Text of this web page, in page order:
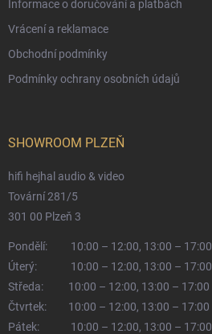
Informace o doručování a platbách
Vrácení a reklamace
Obchodní podmínky
Podmínky ochrany osobních údajů
SHOWROOM PLZEŇ
hifi hejhal audio & video
Tovární 281/5
301 00 Plzeň 3
Pondělí:
10:00 – 12:00, 13:00 – 17:00
Úterý:
10:00 – 12:00, 13:00 – 17:00
Středa:
10:00 – 12:00, 13:00 – 17:00
Čtvrtek:
10:00 – 12:00, 13:00 – 17:00
Pátek:
10:00 – 12:00, 13:00 – 17:00